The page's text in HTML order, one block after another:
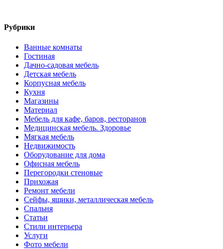
Рубрики
Ванные комнаты
Гостиная
Дачно-садовая мебель
Детская мебель
Корпусная мебель
Кухня
Магазины
Материал
Мебель для кафе, баров, ресторанов
Медицинская мебель. Здоровье
Мягкая мебель
Недвижимость
Оборудование для дома
Офисная мебель
Перегородки стеновые
Прихожая
Ремонт мебели
Сейфы, ящики, металлическая мебель
Спальня
Статьи
Стили интерьера
Услуги
Фото мебели